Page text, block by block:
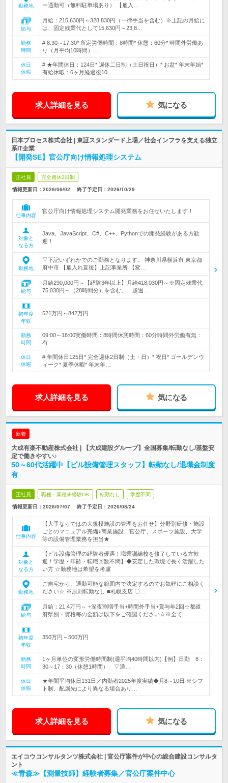
勤務地
ー通勤可（無料駐車場あり） 【雇入…
給与
月給：215,630円～328,830円（一律手当を含む）※上記の月給に
は、固定残業代として15,630円～23,8…
勤務
時間
# 8:30～17:30* 所定労働時間：8時間* 休憩：60分* 時間外労働あ
り（月平均10時間）…
休日
休暇
# ★年間休日：124日* 週休二日制（土日祝日）* お盆* 年末年始*
有給休暇：6ヶ月経過後10…
求人詳細を見る 気になる
日本プロセス株式会社 | 東証スタンダード上場／社会インフラを支える独立
系IT企業
【開発SE】官公庁向け情報処理システム
正社員 完全週休2日制
情報更新日：2026/06/02 終了予定日： 2026/10/29
仕事内容
官公庁向け情報処理システム開発業務をお任せいたします！
対象と
なる方
Java、JavaScript、C#、C++、Pythonでの開発経験がある方歓
迎！
勤務地
▽下記いずれかでのご勤務となります。 神奈川県横浜市 東京都
府中市 【雇入れ直後】上記事業所 【変…
給与
月給290,000円～【経験3年以上】月給418,030円～※固定残業代
75,030円～（28時間分）を含む。 超過…
初年度
年収
521万円～842万円
勤務
時間
09:00～18:00実働時間：8時間休憩時間：60分時間外労働有無：
有
休日
休暇
# 年間休日125日* 完全週休2日制（土・日）* 祝日* ゴールデンウ
ィーク* 夏季休暇* 年末年…
求人詳細を見る 気になる
新着
大成有楽不動産株式会社 | 【大成建設グループ】全国募集/転勤なし/基盤安
定で働きやすい♪
50～60代活躍中【ビル設備管理スタッフ】転勤なし/退職金制度
有
正社員 職種・業種未経験OK 転勤なし 学歴不問
情報更新日：2026/07/07 終了予定日： 2026/08/24
仕事内容
【大手ならではの大規模施設の管理をお任せ】分野別研修・施設
ごとのマニュアル完備♪商業施設、官公庁、スポーツ施設、大学
等の設備管理業務を担当★
対象と
なる方
【ビル設備管理の経験者優遇！職業訓練校を修了している方歓
迎！学歴・年齢・転職回数不問】◆安定した環境で長く活躍した
い方 ☆勤務地は希望を考慮
勤務地
ご自宅から、通勤可能な範囲内で決定するのでお気軽にご相談く
ださい☆ ※原則転勤なし ■札幌支店 〇…
給与
月給：21.4万円～ +深夜割増手当+時間外手当+賞与年2回☆都道
府県別・資格毎の金額は以下をご確認ください☆※全て…
初年度
年収
350万円～500万円
勤務
時間
1ヶ月単位の変形労働時間制(週平均40時間以内)【例】日勤 8：
30～17：30（休憩1時間） ▽通…
休日
休暇
★年間平均休日131日／内勤者2025年度実績◆月8～10日 ※シフ
ト制、配属先により異なる場合あり…
求人詳細を見る 気になる
エイコウコンサルタンツ株式会社 | 官公庁案件が中心の総合建設コンサルタ
ント
≪青森≫【測量技師】経験者募集／官公庁案件中心